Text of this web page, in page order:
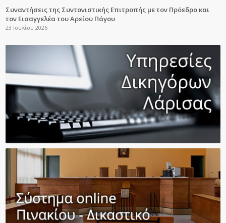
Συναντήσεις της Συντονιστικής Επιτροπής με τον Πρόεδρο και
τον Εισαγγελέα του Αρείου Πάγου
23 Ιουλίου 2026